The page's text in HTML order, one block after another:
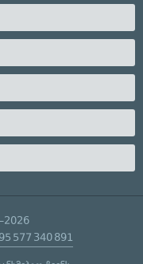
577 340 891